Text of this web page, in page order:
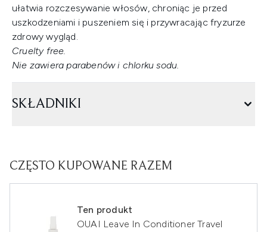
ułatwia rozczesywanie włosów, chroniąc je przed
uszkodzeniami i puszeniem się i przywracając fryzurze
zdrowy wygląd.
Cruelty free.
Nie zawiera parabenów i chlorku sodu.
SKŁADNIKI
CZĘSTO KUPOWANE RAZEM
Ten produkt
OUAI Leave In Conditioner Travel